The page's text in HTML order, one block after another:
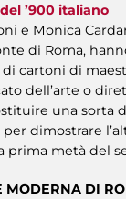
’900 italiano
e Monica
di Roma,
cartoni di
dell’arte o
una sorta
dimostrare
prima metà del
MODERNA DI